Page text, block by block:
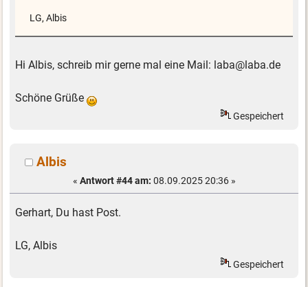
LG, Albis
Hi Albis, schreib mir gerne mal eine Mail: laba@laba.de
Schöne Grüße
Gespeichert
Albis
« Antwort #44 am: 08.09.2025 20:36 »
Gerhart, Du hast Post.
LG, Albis
Gespeichert